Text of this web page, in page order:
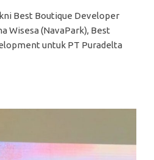
Best Boutique Developer
Wisesa (NavaPark), Best
untuk PT Puradelta